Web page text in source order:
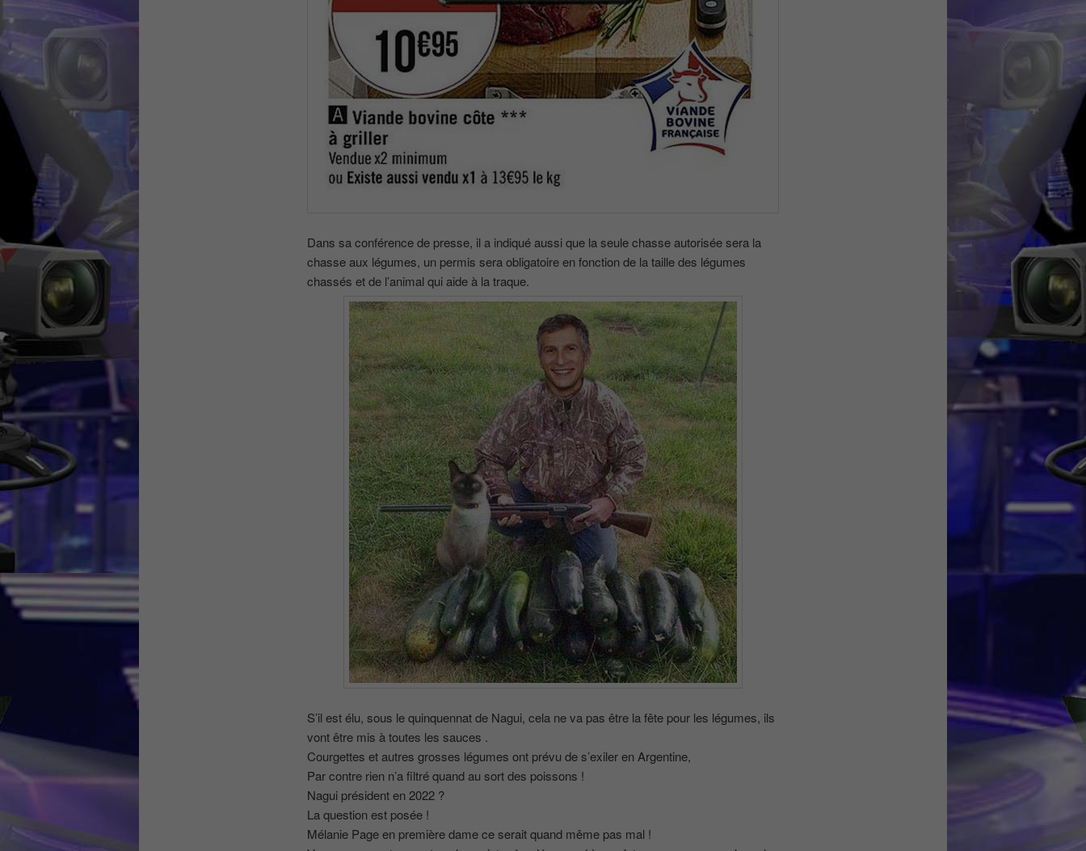
Dans sa conférence de presse, il a indiqué aussi que la seule chasse autorisée sera la
chasse aux légumes, un permis sera obligatoire en fonction de la taille des légumes
chassés et de l’animal qui aide à la traque.
S’il est élu, sous le quinquennat de Nagui, cela ne va pas être la fête pour les légumes, ils
vont être mis à toutes les sauces .
Courgettes et autres grosses légumes ont prévu de s’exiler en Argentine,
Par contre rien n’a filtré quand au sort des poissons !
Nagui président en 2022 ?
La question est posée !
Mélanie Page en première dame ce serait quand même pas mal !